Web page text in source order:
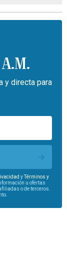
y directa para
yTérminos y
u ofertas
o de terceros.